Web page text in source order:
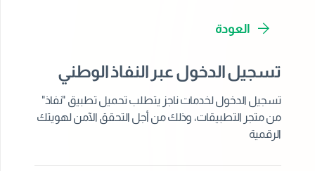
العودة
تسجيل الدخول عبر النفاذ الوطني
تسجيل الدخول لخدمات ناجز يتطلب تحميل تطبيق "نفاذ"
من متجر التطبيقات، وذلك من أجل التحقق الآمن لهويتك
الرقمية